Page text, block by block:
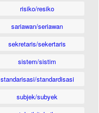
risiko/resiko
sariawan/seriawan
sekretaris/sekertaris
sistem/sistim
standarisasi/standardisasi
subjek/subyek